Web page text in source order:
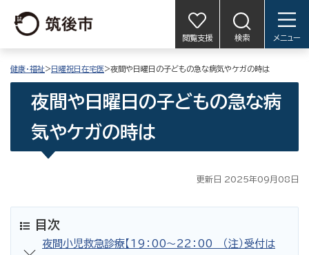
閲覧支援 検索 メニュー
健康・福祉>日曜祝日在宅医>夜間や日曜日の子どもの急な病気やケガの時は
夜間や日曜日の子どもの急な病
気やケガの時は
更新日 2025年09月08日
目次
夜間小児救急診療【19：00〜22：00 （注）受付は